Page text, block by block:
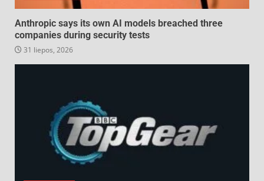
Anthropic says its own AI models breached three
companies during security tests
31 liepos, 2026